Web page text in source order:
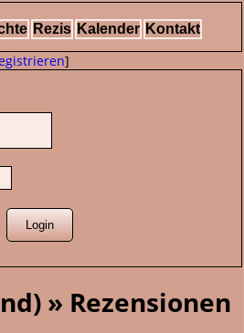
Rezis Kalender Kontakt
]
» Rezensionen